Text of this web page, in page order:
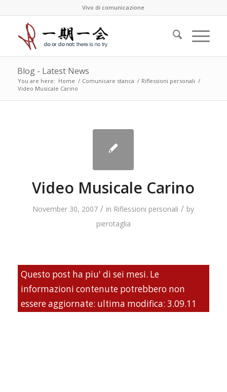
Vivo di comunicazione
Blog - Latest News
You are here: Home / Comunicare stanca / Riflessioni personali /
Video Musicale Carino
Video Musicale Carino
November 30, 2007 / in Riflessioni personali / by
pierotaglia
Questo post ha piu' di sei mesi. Le
informazioni contenute potrebbero non
essere aggiornate: ultima modifica: 3.09.11